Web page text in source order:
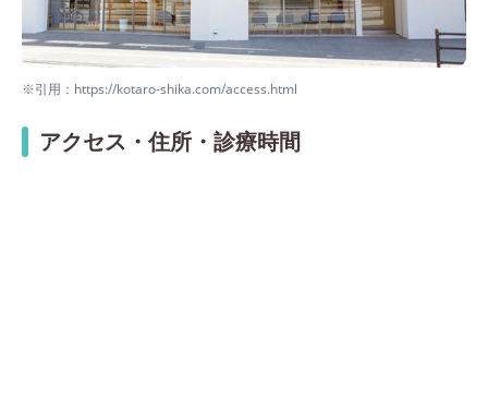
※引用：https://kotaro-shika.com/access.html
アクセス・住所・診療時間